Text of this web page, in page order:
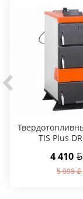
TIS Plus
4 410
5 098